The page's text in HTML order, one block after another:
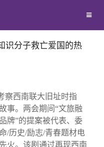
识分子救亡爱国的热
察西南联大旧址时指
事。两会期间“文旅融
牌”的提案被代表、委
/历史/励志/青春题材电
火。该剧通过再现西南